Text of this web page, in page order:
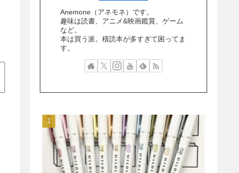
Anemone（アネモネ）です。
趣味は読書、アニメ&映画鑑賞、ゲーム
など。
本は買う派。積読本が多すぎて困ってま
す。